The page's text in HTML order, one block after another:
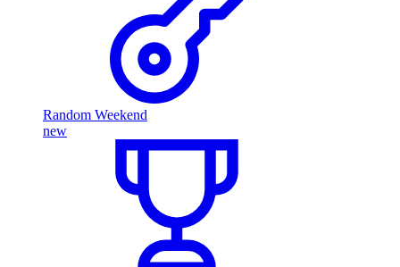
Random Weekend
new